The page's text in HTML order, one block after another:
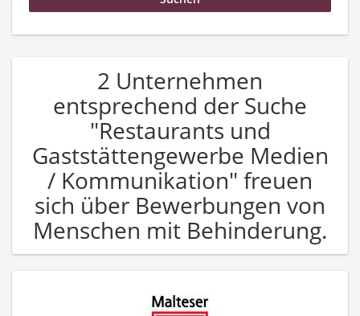
2 Unternehmen
entsprechend der Suche
"Restaurants und
Gaststättengewerbe Medien
/ Kommunikation" freuen
sich über Bewerbungen von
Menschen mit Behinderung.